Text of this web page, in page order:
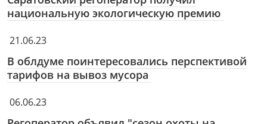
национальную экологическую премию
21.06.23
В облдуме поинтересовались перспективой
тарифов на вывоз мусора
06.06.23